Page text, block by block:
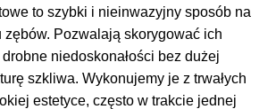
to szybki i nieinwazyjny sposób na
zębów. Pozwalają skorygować ich
drobne niedoskonałości bez dużej
szkliwa. Wykonujemy je z trwałych
estetyce, często w trakcie jednej